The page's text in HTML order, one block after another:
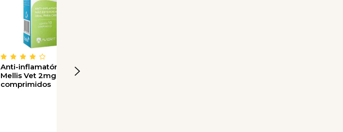
Anti-inflamatório Avert
Mellis Vet 2mg com 10
comprimidos